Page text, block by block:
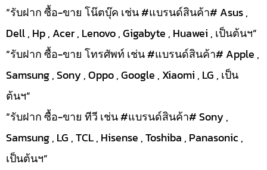
“รับฝาก ซื้อ-ขาย โน๊ตบุ๊ค เช่น #แบรนด์สินค้า# Asus ,
Dell , Hp , Acer , Lenovo , Gigabyte , Huawei , เป็นต้นฯ”
“รับฝาก ซื้อ-ขาย โทรศัพท์ เช่น #แบรนด์สินค้า# Apple ,
Samsung , Sony , Oppo , Google , Xiaomi , LG , เป็น
ต้นฯ”
“รับฝาก ซื้อ-ขาย ทีวี เช่น #แบรนด์สินค้า# Sony ,
Samsung , LG , TCL , Hisense , Toshiba , Panasonic ,
เป็นต้นฯ”